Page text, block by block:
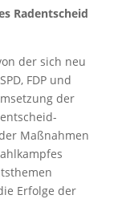
Radentscheid
der sich neu
FDP und
der
Maßnahmen
Erfolge der